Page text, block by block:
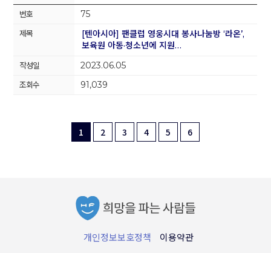
75
[텐아시아] 팬클럽 영웅시대 봉사나눔방 ‘라온’,
보육원 아동·청소년에 지원…
2023.06.05
91,039
1 2 3 4 5 6
개인정보보호정책 이용약관